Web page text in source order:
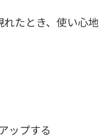
たとき、使い心地
ップする